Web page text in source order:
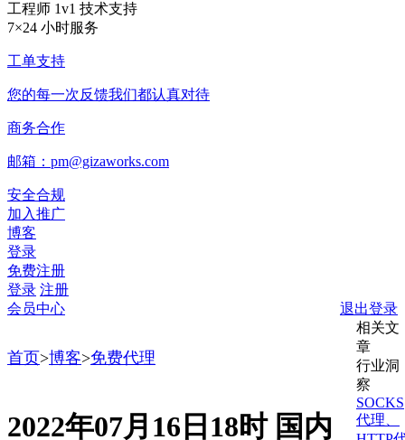
工程师 1v1 技术支持
7×24 小时服务
工单支持
您的每一次反馈我们都认真对待
商务合作
邮箱：pm@gizaworks.com
安全合规
加入推广
博客
登录
免费注册
登录 注册
会员中心
退出登录
首页>博客>免费代理
2022年07月16日18时 国内
相关文
章
行业洞
察
SOCKS
代理、